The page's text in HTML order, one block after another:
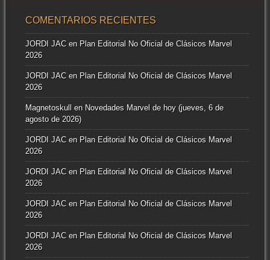
COMENTARIOS RECIENTES
JORDI JACen Plan Editorial No Oficial de Clásicos Marvel
2026
JORDI JACen Plan Editorial No Oficial de Clásicos Marvel
2026
Magnetoskullen Novedades Marvel de hoy (jueves, 6 de
agosto de 2026)
JORDI JACen Plan Editorial No Oficial de Clásicos Marvel
2026
JORDI JACen Plan Editorial No Oficial de Clásicos Marvel
2026
JORDI JACen Plan Editorial No Oficial de Clásicos Marvel
2026
JORDI JACen Plan Editorial No Oficial de Clásicos Marvel
2026